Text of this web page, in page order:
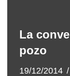
La
pozo
19/12/2014